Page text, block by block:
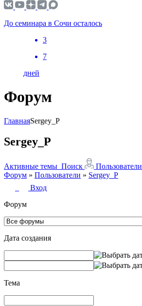
До семинара в Сочи осталось
3
7
дней
Форум
ГлавнаяSergey_P
Sergey_P
Активные темы Поиск Пользователи
Форум » Пользователи » Sergey_P
Вход
Форум
Дата создания
Тема